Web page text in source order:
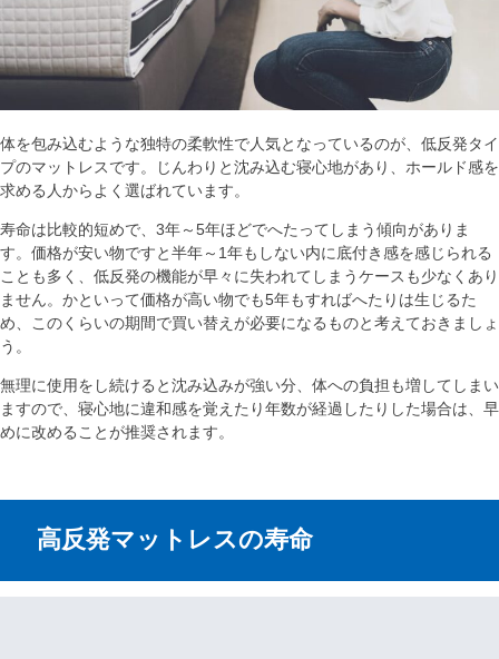
体を包み込むような独特の柔軟性で人気となっているのが、低反発タイ
プのマットレスです。じんわりと沈み込む寝心地があり、ホールド感を
求める人からよく選ばれています。
寿命は比較的短めで、3年～5年ほどでへたってしまう傾向がありま
す。価格が安い物ですと半年～1年もしない内に底付き感を感じられる
ことも多く、低反発の機能が早々に失われてしまうケースも少なくあり
ません。かといって価格が高い物でも5年もすればへたりは生じるた
め、このくらいの期間で買い替えが必要になるものと考えておきましょ
う。
無理に使用をし続けると沈み込みが強い分、体への負担も増してしまい
ますので、寝心地に違和感を覚えたり年数が経過したりした場合は、早
めに改めることが推奨されます。
高反発マットレスの寿命